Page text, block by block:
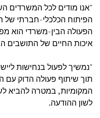
"אנו מודים לכל המשרדים
הפיתוח הכלכלי-חברתי של
הפעולה הבין-משרדי הוא
איכות החיים של התושבים
"נמשיך לפעול בנחישות
תוך שיתוף פעולה הדוק עם
המקומיות, במטרה להביא
לשון ההודעה.